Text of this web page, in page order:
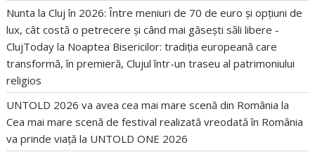
Nunta la Cluj în 2026: Între meniuri de 70 de euro și opțiuni de
lux, cât costă o petrecere și când mai găsești săli libere -
ClujToday la Noaptea Bisericilor: tradiția europeană care
transformă, în premieră, Clujul într-un traseu al patrimoniului
religios
UNTOLD 2026 va avea cea mai mare scenă din România la
Cea mai mare scenă de festival realizată vreodată în România
va prinde viață la UNTOLD ONE 2026